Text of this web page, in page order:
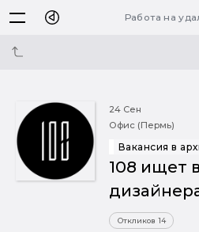
Работа на
24 Сен
Офис (Пермь)
Вакансия в
108 ищет
Откликов 14